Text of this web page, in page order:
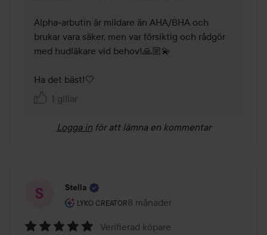
Alpha-arbutin är mildare än AHA/BHA och
brukar vara säker, men var försiktig och rådgör
med hudläkare vid behov!🙏🏼💫
Ha det bäst!🤍
1 gillar
Logga in för att lämna en kommentar
Stella
LYKO CREATOR
Användarens roll: Lyko Creator.
8 månader
Inlägget skapades 8 månader
Verifierad köpare